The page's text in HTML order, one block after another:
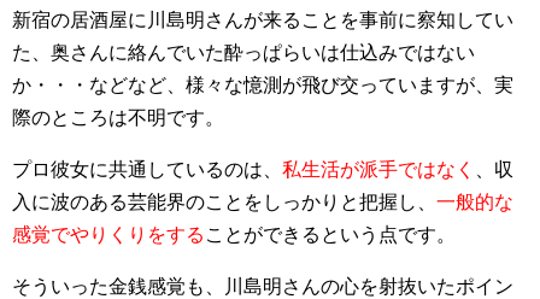
新宿の居酒屋に川島明さんが来ることを事前に察知してい
た、奥さんに絡んでいた酔っぱらいは仕込みではない
か・・・などなど、様々な憶測が飛び交っていますが、実
際のところは不明です。
プロ彼女に共通しているのは、 私生活が派手ではなく
、収
入に波のある芸能界のことをしっかりと把握し、 一般的な
感覚でやりくりをする ことができるという点です。
そういった金銭感覚も、川島明さんの心を射抜いたポイン